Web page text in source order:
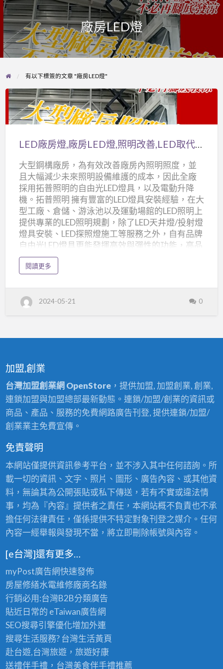
廠房LED燈
有以下標簽的文章 "廠房LED燈"
LED
廠
LED
善,LED
代
複
屬
燈
的
最
佳
照
明
燈
具
LED廠房燈,廠房LED燈,照明改善,LED取代水銀燈,複金屬燈的最佳LED照明燈具
大型鋼構廠房，為有效改善廠房內照明照度，並
且大幅減少未來照明設備維護的成本，因此全廠
採用拓普照明的自由光LED燈具，以及電動升降
機。拓普照明 擁有豐富的LED燈具安裝經驗，在大
型工廠、倉儲、游泳池以及運動場館的LED照明上
提供專業的LED照明規劃，除了LED天井燈/投射燈
燈具安裝、LED探照燈施工等服務之外，自有品牌
自由光LED燈具更能發揮高效與彈性的功能，高品
質LED燈具施工贏得業界各項好評。 自由光燈具換
裝簡便與快速，大幅降低燈具維護成本 拓普自由
LED照明燈具 自由光LED燈具 自由光燈具換裝簡便
與快速，大幅降低燈具維護成本，非常適合廠
50w, 自由光100w, 自由光200w, 自由光400w,，具
學透鏡、高亮度、低眩光不刺眼，自由光100W成
功取代傳統500W水銀燈，省能75%，亮度更高，
自由光LED燈具具備多種規格，包括100W、
200W獨立模組，並可搭配電動升降機構，大幅減
少維護成本。要亮哪裡隨心所欲！ 拓普照明…
閱讀更多
o
t
E
房
廠
明
改
善
,
E
D
取
代
複
金
屬
燈
的
最
佳
L
E
D
照
明
燈
2024-05-21 0
加盟,創業
台灣加盟創業網 OpenStore，提供加盟, 加盟創業, 創業,
連鎖加盟與加盟總部最新動態。連鎖/加盟/創業的資訊或
商品、產品、服務的免費網路廣告刊登, 提供連鎖/加盟/
創業業主免費宣傳。
免責聲明
本網站僅提供資訊參考平台，並不涉入其中任何諮詢。所
載一切的資訊、文字、照片、圖形、廣告內容、或其他資
料，無論其為公開張貼或私下傳送，若有不實或違法情
事，均為『內容』提供者之責任，本網站概不負責也不承
擔任何法律責任，僅係提供不特定對象刊登之媒介。任何
內容一經舉報與發現不當，將立即刪除帳號與內容。
[e台灣]還有更多…
myPost廣告網快速發佈
房屋修繕水電維修廠商名錄
行銷必用:台灣B2B分類廣告
貼近日常的 eTaiwan廣告網
SEO搜尋引擎優化增加外連
搜尋生活服務? 台灣生活黃頁
赴台遊,台灣旅遊，旅遊好康
送禮伴手禮，台灣美食伴手禮推薦